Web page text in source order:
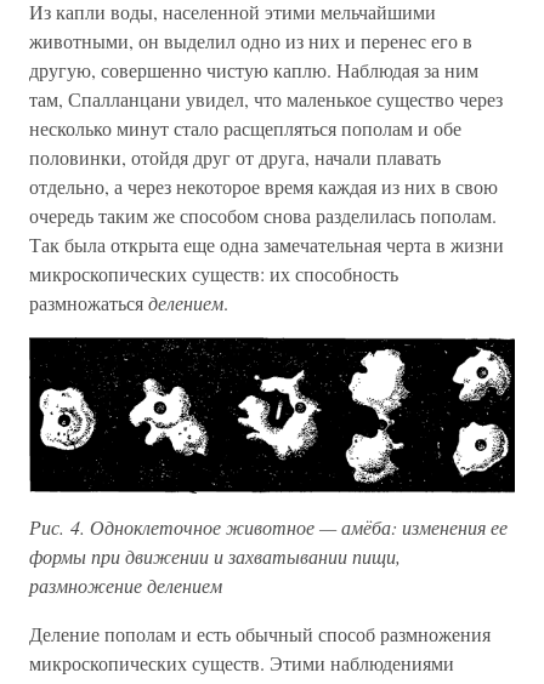
Из капли воды, населенной этими мельчайшими
животными, он выделил одно из них и перенес его в
другую, совершенно чистую каплю. Наблюдая за ним
там, Спалланцани увидел, что маленькое существо через
несколько минут стало расщепляться пополам и обе
половинки, отойдя друг от друга, начали плавать
отдельно, а через некоторое время каждая из них в свою
очередь таким же способом снова разделилась пополам.
Так была открыта еще одна замечательная черта в жизни
микроскопических существ: их способность
размножатьсяделением.
Рис. 4. Одноклеточное животное — амёба: изменения ее
формы при движении и захватывании пищи,
размножение делением
Деление пополам и есть обычный способ размножения
микроскопических существ. Этими наблюдениями